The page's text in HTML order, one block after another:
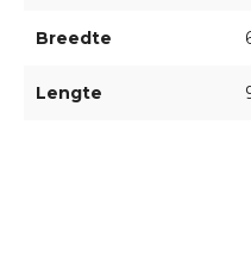
Breedte
Lengte